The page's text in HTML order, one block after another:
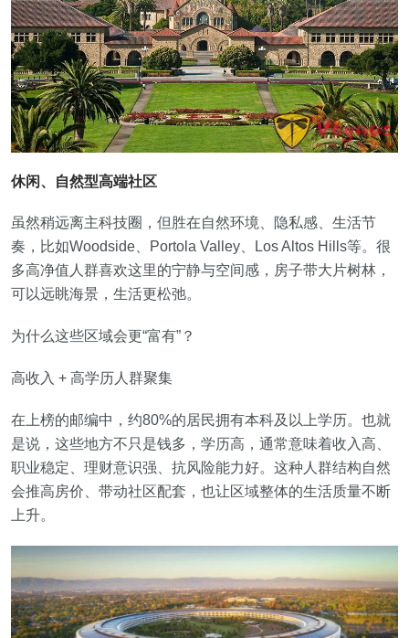
休闲、自然型高端社区
虽然稍远离主科技圈，但胜在自然环境、隐私感、生活节
奏，比如Woodside、Portola Valley、Los Altos Hills等。很
多高净值人群喜欢这里的宁静与空间感，房子带大片树林，
可以远眺海景，生活更松弛。
为什么这些区域会更“富有”？
高收入 + 高学历人群聚集
在上榜的邮编中，约80%的居民拥有本科及以上学历。也就
是说，这些地方不只是钱多，学历高，通常意味着收入高、
职业稳定、理财意识强、抗风险能力好。这种人群结构自然
会推高房价、带动社区配套，也让区域整体的生活质量不断
上升。